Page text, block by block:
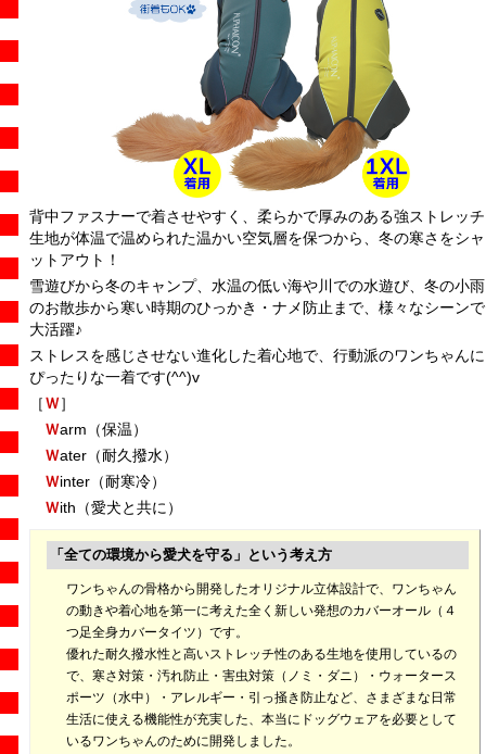
背中ファスナーで着させやすく、柔らかで厚みのある強ストレッチ
生地が体温で温められた温かい空気層を保つから、冬の寒さをシャ
ットアウト！
雪遊びから冬のキャンプ、水温の低い海や川での水遊び、冬の小雨
のお散歩から寒い時期のひっかき・ナメ防止まで、様々なシーンで
大活躍♪
ストレスを感じさせない進化した着心地で、行動派のワンちゃんに
ぴったりな一着です(^^)v
［Ｗ］
Ｗarm（保温）
Ｗater（耐久撥水）
Ｗinter（耐寒冷）
Ｗith（愛犬と共に）
「全ての環境から愛犬を守る」という考え方
ワンちゃんの骨格から開発したオリジナル立体設計で、ワンちゃん
の動きや着心地を第一に考えた全く新しい発想のカバーオール（４
つ足全身カバータイツ）です。
優れた耐久撥水性と高いストレッチ性のある生地を使用しているの
で、寒さ対策・汚れ防止・害虫対策（ノミ・ダニ）・ウォータース
ポーツ（水中）・アレルギー・引っ掻き防止など、さまざまな日常
生活に使える機能性が充実した、本当にドッグウェアを必要として
いるワンちゃんのために開発しました。